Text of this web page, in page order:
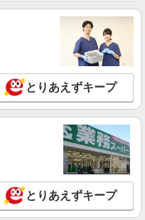
238,030円 ※経験・能力に
2,000円） ※月収例
円＋残業10H）
式会社 信越化学出張所 茨城
詳細を見る
ui329
での軽作業スタッフ
（例）時給1250円×7.5ｈ×22
＝18万円以上可能◎
とりあえずキープ
とりあえずキープ